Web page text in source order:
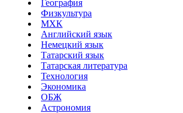
География
Физкультура
МХК
Английский язык
Немецкий язык
Татарский язык
Татарская литература
Технология
Экономика
ОБЖ
Астрономия